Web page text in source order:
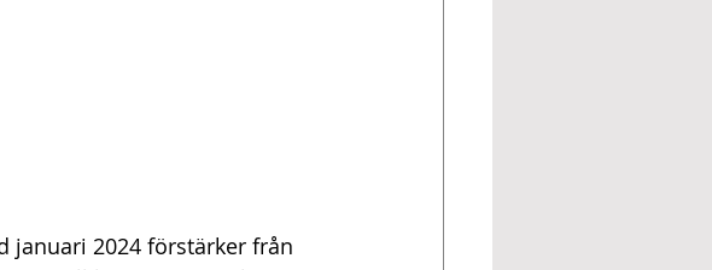
januari 2024 förstärker från